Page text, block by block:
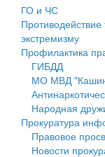
Оценка
Деятельность МУ
Нормативы
Правила
Генеральные
Проекты
ГО и ЧС
экстремизму
Профилактика
ГИБДД
МО МВД
Народная
Прокуратура
Правовое
Новости